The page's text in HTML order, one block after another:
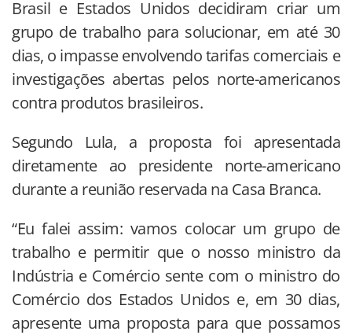
Brasil e Estados Unidos decidiram criar um
grupo de trabalho para solucionar, em até 30
dias, o impasse envolvendo tarifas comerciais e
investigações abertas pelos norte-americanos
contra produtos brasileiros.
Segundo Lula, a proposta foi apresentada
diretamente ao presidente norte-americano
durante a reunião reservada na Casa Branca.
“Eu falei assim: vamos colocar um grupo de
trabalho e permitir que o nosso ministro da
Indústria e Comércio sente com o ministro do
Comércio dos Estados Unidos e, em 30 dias,
apresente uma proposta para que possamos